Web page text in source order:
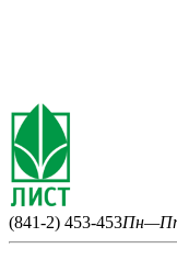
(841-2) 453-453